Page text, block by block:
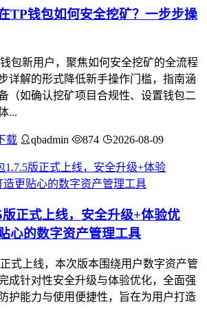
TP钱包如何安全挖矿？一步步操
包新用户，聚焦如何安全挖矿的全流程
详解的形式降低新手操作门槛，指南涵
（如确认挖矿项目合规性、设置钱包二
...
载 qbadmin 874 2026-08-09
正式上线，安全升级+体验优
心的数字资产管理工具
式上线，本次版本围绕用户数字资产管
成针对性安全升级与体验优化，全面强
护能力与使用便捷性，旨在为用户打造